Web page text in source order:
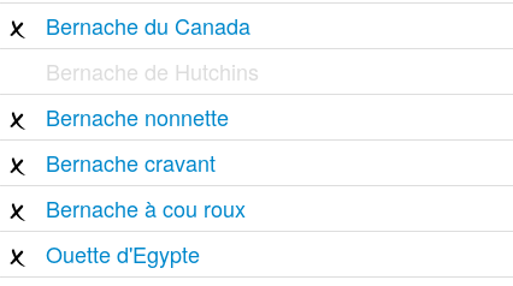
Bernache du Canada
Bernache de Hutchins
Bernache nonnette
Bernache cravant
Bernache à cou roux
Ouette d'Egypte